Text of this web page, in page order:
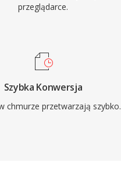
przeglądarce.
Szybka Konwersja
chmurze przetwarzają szybko.